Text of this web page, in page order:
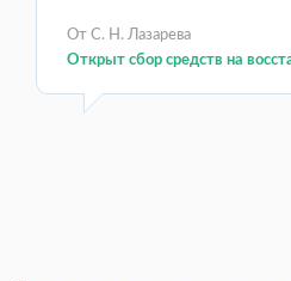
От С. Н. Лазарева
Открыт сбор средств на